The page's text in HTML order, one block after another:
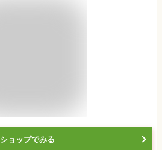
ショップでみる